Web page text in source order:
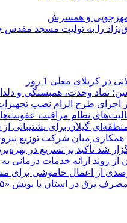
مهرجویی و همسرش
را به تولیت مسجد
در کربلای معلی 1 روز
نماد وحدت، همبستگی و
اجرای طرح الزام نصب
نظام مراقبت
گیلان برای پشتیبانی
میان شركت توزیع
تأکید بر تسریع در
از روند ارائه خدمات
با پویش «۲۵درجه؛ قرار همدلی»